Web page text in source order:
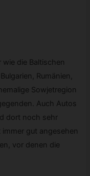
die Baltischen
Rumänien,
Sowjetregion
Auch Autos
dort noch sehr
gut angesehen
vor denen die